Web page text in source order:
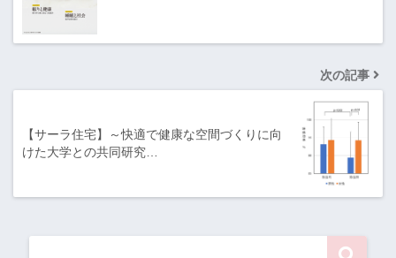
次の記事
【サーラ住宅】～快適で健康な空間づくりに向
けた大学との共同研究…